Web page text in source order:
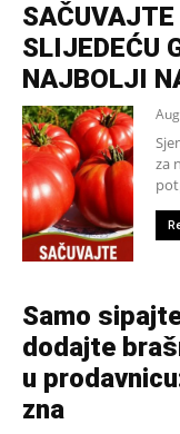
SLIJEDEĆU
NAJBOLJI
za
Samo
dodajte
u
zna